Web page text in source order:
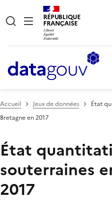
RÉPUBLIQUE
FRANÇAISE
Accueil Jeux de données
État
Bretagne en 2017
État
souterraines
2017